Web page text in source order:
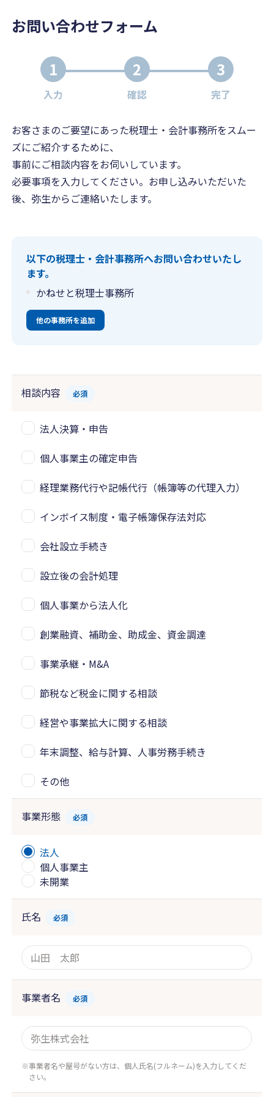
お問い合わせフォーム
1
入力
2
確認
3
完了
お客さまのご要望にあった税理士・会計事務所をスムー
ズにご紹介するために、
事前にご相談内容をお伺いしています。
必要事項を入力してください。お申し込みいただいた
後、弥生からご連絡いたします。
以下の税理士・会計事務所へお問い合わせいたし
ます。
かねせと税理士事務所
他の事務所を追加
相談内容 必須
法人決算・申告
個人事業主の確定申告
経理業務代行や記帳代行（帳簿等の代理入力）
インボイス制度・電子帳簿保存法対応
会社設立手続き
設立後の会計処理
個人事業から法人化
創業融資、補助金、助成金、資金調達
事業承継・M&A
節税など税金に関する相談
経営や事業拡大に関する相談
年末調整、給与計算、人事労務手続き
その他
事業形態 必須
法人
個人事業主
未開業
氏名 必須
事業者名 必須
事業者名や屋号がない方は、個人氏名(フルネーム)を入力してくだ
さい。